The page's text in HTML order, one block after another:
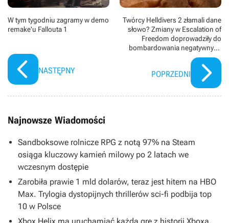
W tym tygodniu zagramy w demo
remake'u Fallouta 1
NASTĘPNY
Twórcy Helldivers 2 złamali dane
słowo? Zmiany w Escalation of
Freedom doprowadziły do
bombardowania negatywnymi
recenzjami
POPRZEDNI
Najnowsze Wiadomości
Sandboksowe rolnicze RPG z notą 97% na Steam
osiąga kluczowy kamień milowy po 2 latach we
wczesnym dostępie
Zarobiła prawie 1 mld dolarów, teraz jest hitem na HBO
Max. Trylogia dystopijnych thrillerów sci-fi podbija top
10 w Polsce